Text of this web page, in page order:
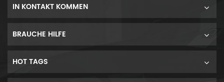
IN KONTAKT KOMMEN
BRAUCHE HILFE
HOT TAGS